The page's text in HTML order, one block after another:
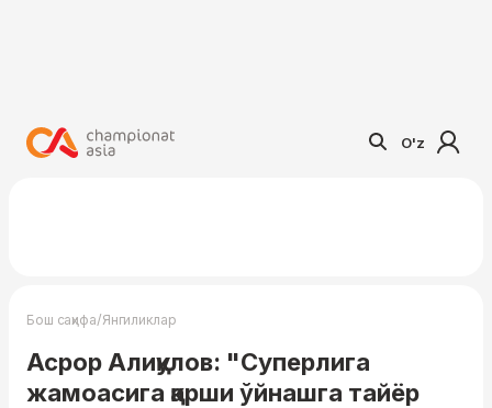
O'z
Бош саҳифа/Янгиликлар
Асрор Алиқулов: "Суперлига
жамоасига қарши ўйнашга тайёр